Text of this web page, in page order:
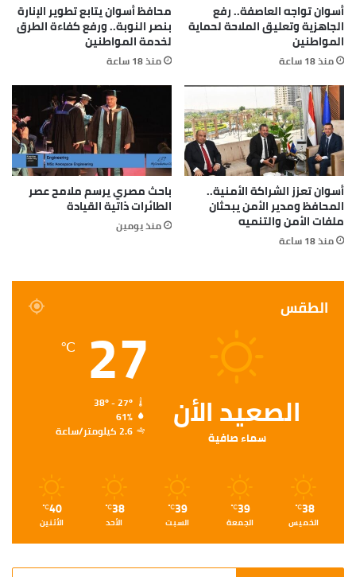
أسوان تواجه العاصفة.. رفع
الجاهزية وتعليق الملاحة لحماية
المواطنين
منذ 18 ساعة
محافظ أسوان يتابع تطوير الإنارة
بنصر النوبة.. ورفع كفاءة الطرق
لخدمة المواطنين
منذ 18 ساعة
أسوان تعزز الشراكة الأمنية..
المحافظ ومدير الأمن يبحثان
ملفات الأمن والتنميه
منذ 18 ساعة
باحث مصري يرسم ملامح عصر
الطائرات ذاتية القيادة
منذ يومين
الطقس
الصعيد الأن
سماء صافية
27
℃
38º - 27º
61%
2.6 كيلومتر/ساعة
38
℃
الخميس
39
℃
الجمعة
39
℃
السبت
38
℃
الأحد
40
℃
الأثنين